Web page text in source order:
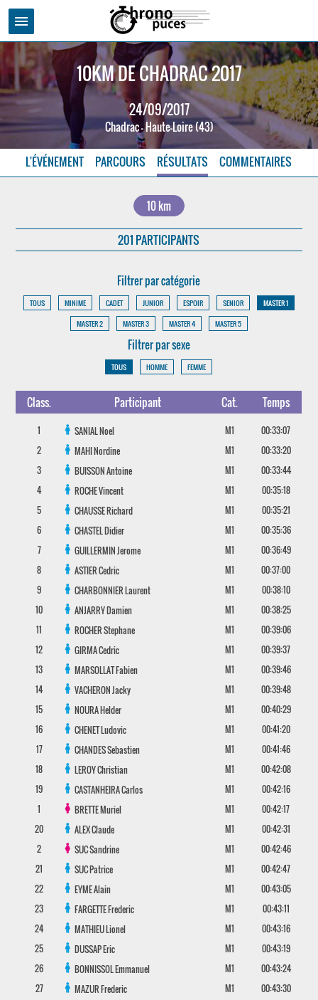
menu
10KM DE CHADRAC 2017
24/09/2017
Chadrac - Haute-Loire (43)
L'ÉVÉNEMENT PARCOURS RÉSULTATS COMMENTAIRES
10 km
201 PARTICIPANTS
Filtrer par catégorie
TOUS MINIME CADET JUNIOR ESPOIR SENIOR
MASTER 1
MASTER 2
MASTER 3 MASTER 4 MASTER 5
Filtrer par sexe
TOUS HOMME FEMME
Class. Participant Cat. Temps
1 SANIALNoel M1
00:33:07
2
MAHINordine M1
00:33:20
3
BUISSONAntoine M1
00:33:44
4
ROCHEVincent M1
00:35:18
5
CHAUSSERichard M1
00:35:21
6
CHASTELDidier M1
00:35:36
7
GUILLERMINJerome M1
00:36:49
8
ASTIERCedric M1
00:37:00
9
CHARBONNIERLaurent M1
00:38:10
10
ANJARRYDamien M1
00:38:25
11
ROCHERStephane M1
00:39:06
12
GIRMACedric M1
00:39:37
13
MARSOLLATFabien M1
00:39:46
14
VACHERONJacky M1
00:39:48
15
NOURAHelder M1
00:40:29
16
CHENETLudovic M1
00:41:20
17
CHANDESSebastien M1
00:41:46
18
LEROYChristian M1
00:42:08
19
CASTANHEIRACarlos M1
00:42:16
1
BRETTEMuriel M1
00:42:17
20
ALEXClaude M1
00:42:31
2
SUCSandrine M1
00:42:46
21
SUCPatrice M1
00:42:47
22
EYMEAlain M1
00:43:05
23
FARGETTEFrederic M1
00:43:11
24
MATHIEULionel M1
00:43:16
25
DUSSAPEric M1
00:43:19
26
BONNISSOLEmmanuel M1
00:43:24
27
MAZURFrederic M1
00:43:30